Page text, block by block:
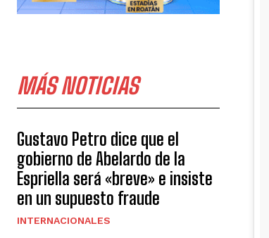
MÁS NOTICIAS
Gustavo Petro dice que el
gobierno de Abelardo de la
Espriella será «breve» e insiste
en un supuesto fraude
INTERNACIONALES